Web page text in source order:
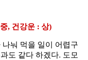
, 건강운 : 상)
눠 먹을 일이 어렵구
도 같다 하겠다. 도모